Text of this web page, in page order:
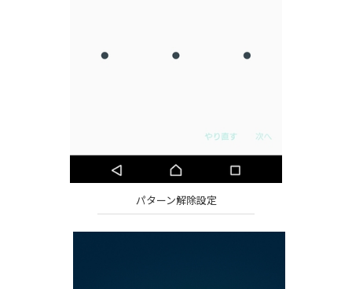
パターン解除設定